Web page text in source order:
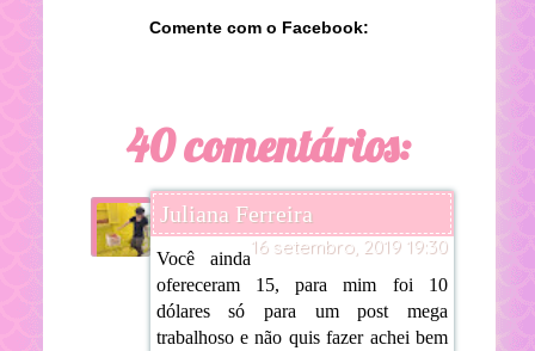
Comente com o Facebook:
40 comentários:
Juliana Ferreira
16 setembro, 2019 19:30
Você ainda
ofereceram 15, para mim foi 10
dólares só para um post mega
trabalhoso e não quis fazer achei bem